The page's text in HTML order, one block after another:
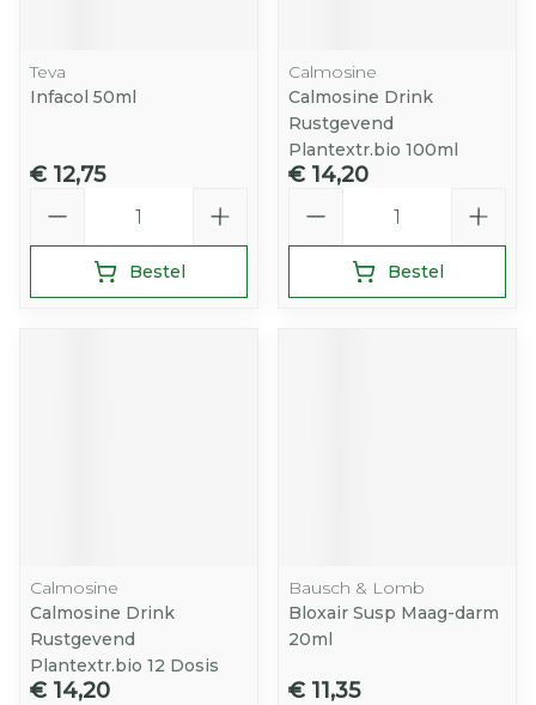
Teva
Infacol 50ml
€ 12,75
Bestel
Calmosine
Calmosine Drink
Rustgevend
Plantextr.bio 100ml
€ 14,20
Bestel
Calmosine
Calmosine Drink
Rustgevend
Plantextr.bio 12 Dosis
€ 14,20
Bausch & Lomb
Bloxair Susp Maag-darm
20ml
€ 11,35